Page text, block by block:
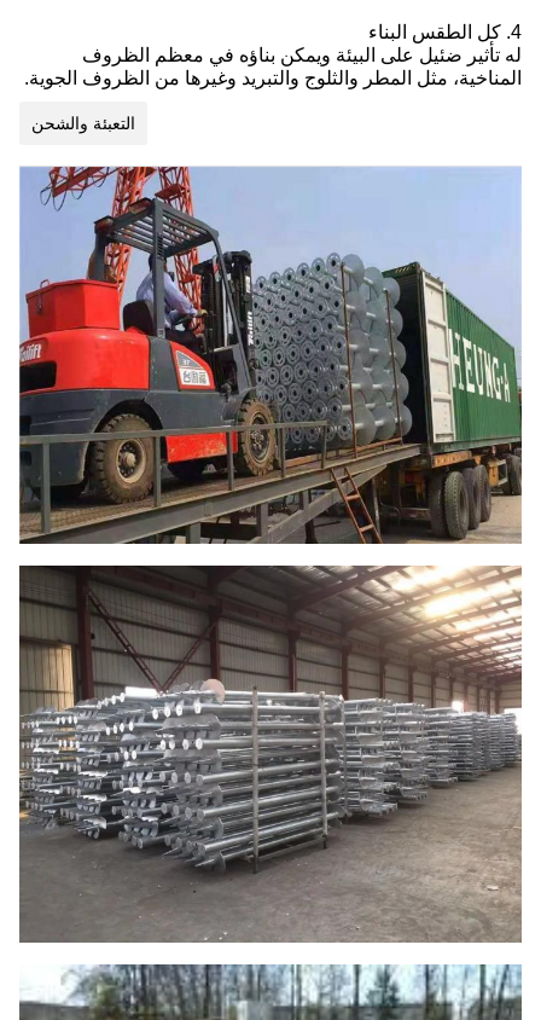
4. كل الطقس البناء
له تأثير ضئيل على البيئة ويمكن بناؤه في معظم الظروف
المناخية، مثل المطر والثلوج والتبريد وغيرها من الظروف الجوية.
التعبئة والشحن